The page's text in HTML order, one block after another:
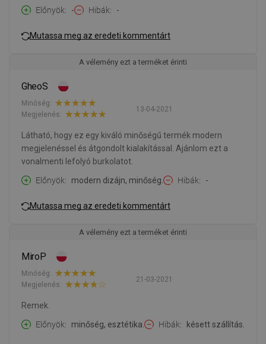
Előnyök
- Hibák -
Mutassa meg az eredeti kommentárt
A vélemény ezt a terméket érinti
GheoS
13-04-2021
Minőség:
Megjelenés:
Látható, hogy ez egy kiváló minőségű termék modern
megjelenéssel és átgondolt kialakítással. Ajánlom ezt a
vonalmenti lefolyó burkolatot.
Előnyök
modern dizájn, minőség. Hibák -
Mutassa meg az eredeti kommentárt
A vélemény ezt a terméket érinti
MiroP
21-03-2021
Minőség:
Megjelenés:
Remek.
Előnyök
minőség, esztétika. Hibák késett szállítás.